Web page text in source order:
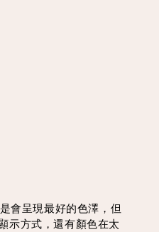
會呈現最好的色澤，但
示方式，還有顏色在太